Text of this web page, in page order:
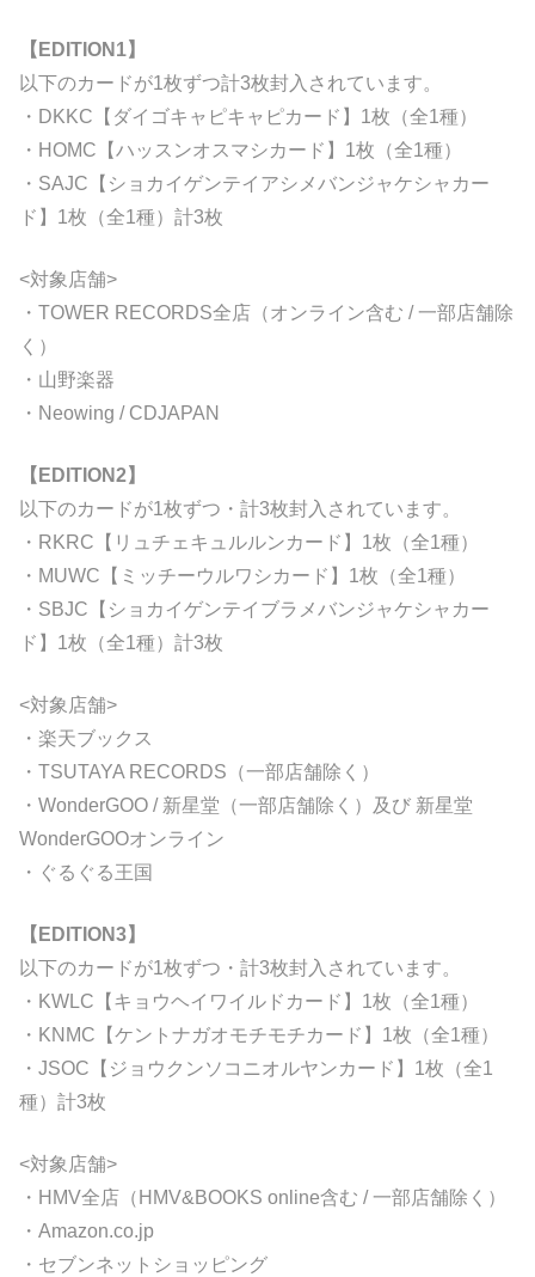
【EDITION1】
以下のカードが1枚ずつ計3枚封入されています。
・DKKC【ダイゴキャピキャピカード】1枚（全1種）
・HOMC【ハッスンオスマシカード】1枚（全1種）
・SAJC【ショカイゲンテイアシメバンジャケシャカー
ド】1枚（全1種）計3枚
<対象店舗>
・TOWER RECORDS全店（オンライン含む / 一部店舗除
く）
・山野楽器
・Neowing / CDJAPAN
【EDITION2】
以下のカードが1枚ずつ・計3枚封入されています。
・RKRC【リュチェキュルルンカード】1枚（全1種）
・MUWC【ミッチーウルワシカード】1枚（全1種）
・SBJC【ショカイゲンテイブラメバンジャケシャカー
ド】1枚（全1種）計3枚
<対象店舗>
・楽天ブックス
・TSUTAYA RECORDS（一部店舗除く）
・WonderGOO / 新星堂（一部店舗除く）及び 新星堂
WonderGOOオンライン
・ぐるぐる王国
【EDITION3】
以下のカードが1枚ずつ・計3枚封入されています。
・KWLC【キョウヘイワイルドカード】1枚（全1種）
・KNMC【ケントナガオモチモチカード】1枚（全1種）
・JSOC【ジョウクンソコニオルヤンカード】1枚（全1
種）計3枚
<対象店舗>
・HMV全店（HMV&BOOKS online含む / 一部店舗除く）
・Amazon.co.jp
・セブンネットショッピング